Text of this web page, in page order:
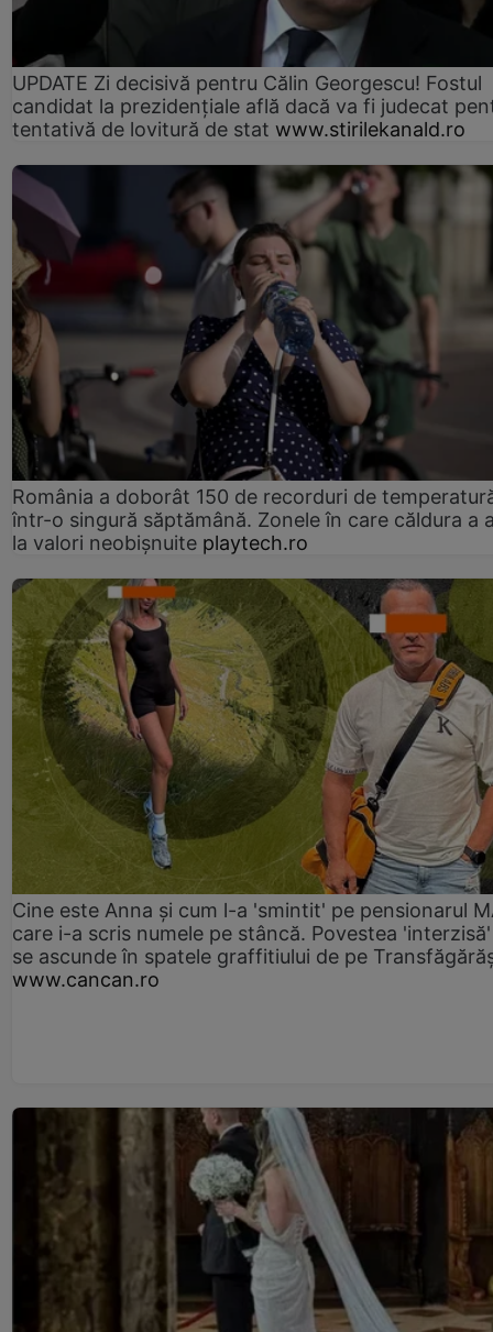
UPDATE Zi decisivă pentru Călin Georgescu! Fostul
candidat la prezidențiale află dacă va fi judecat
tentativă de lovitură de stat www.stirilekanald.ro
România a doborât 150 de recorduri de
într-o singură săptămână. Zonele în care căldura a
la valori neobișnuite playtech.ro
Cine este Anna și cum l-a 'smintit' pe pensionarul
care i-a scris numele pe stâncă. Povestea
se ascunde în spatele graffitiului de pe
www.cancan.ro